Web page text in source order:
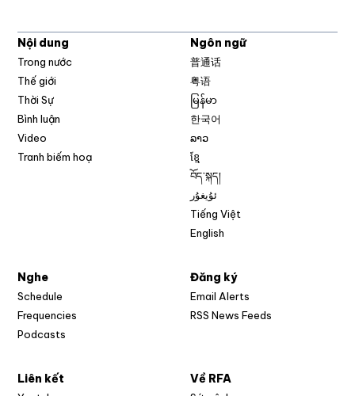
Nội dung
Trong nước
Thế giới
Thời Sự
Bình luận
Video
Tranh biếm hoạ
Ngôn ngữ
普通话
粤语
မြန်မာ
한국어
ລາວ
ខ្មែ
བོད་སྐད།
ئۇيغۇر
Tiếng Việt
English
Nghe
Schedule
Frequencies
Podcasts
Đăng ký
Email Alerts
RSS News Feeds
Liên kết Về RFA